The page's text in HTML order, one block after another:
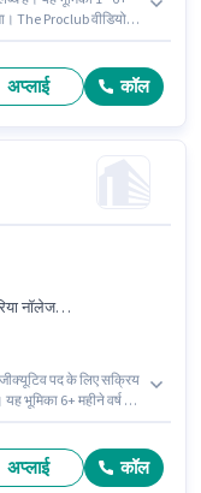
The Proclub वीडियो
अप्लाई कॉल
लीड जनरेशन
पद के लिए सक्रिय
भूमिका 6+ महीने वर्ष के
एरिया नॉलेज होना
अप्लाई कॉल